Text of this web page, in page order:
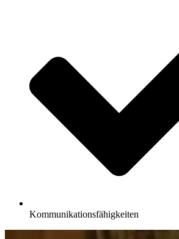
Kommunikationsfähigkeiten